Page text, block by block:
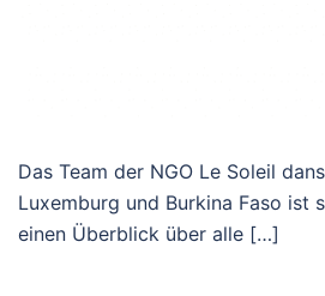
Das Team der NGO Le Soleil
Luxemburg und Burkina Faso ist
einen Überblick über alle […]